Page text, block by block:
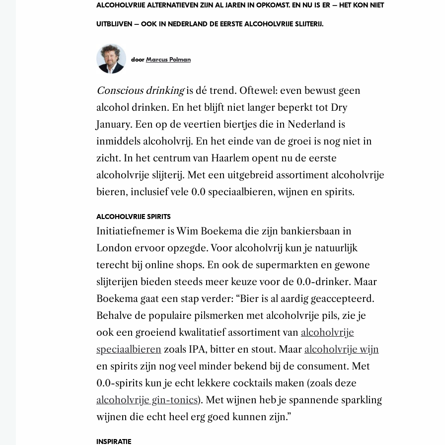
ALCOHOLVRIJE ALTERNATIEVEN ZIJN AL JAREN IN OPKOMST. EN NU IS ER – HET KON NIET
UITBLIJVEN – OOK IN NEDERLAND DE EERSTE ALCOHOLVRIJE SLIJTERIJ.
door Marcus Polman
Conscious drinkingis dé trend. Oftewel: even bewust geen
alcohol drinken. En het blijft niet langer beperkt tot Dry
January. Een op de veertien biertjes die in Nederland is
inmiddels alcoholvrij. En het einde van de groei is nog niet in
zicht. In het centrum van Haarlem opent nu de eerste
alcoholvrije slijterij. Met een uitgebreid assortiment alcoholvrije
bieren, inclusief vele 0.0 speciaalbieren, wijnen en spirits.
ALCOHOLVRIJE SPIRITS
Initiatiefnemer is Wim Boekema die zijn bankiersbaan in
London ervoor opzegde. Voor alcoholvrij kun je natuurlijk
terecht bij online shops. En ook de supermarkten en gewone
slijterijen bieden steeds meer keuze voor de 0.0-drinker. Maar
Boekema gaat een stap verder: “Bier is al aardig geaccepteerd.
Behalve de populaire pilsmerken met alcoholvrije pils, zie je
ook een groeiend kwalitatief assortiment van alcoholvrije
speciaalbieren zoals IPA, bitter en stout. Maar alcoholvrije wijn
en spirits zijn nog veel minder bekend bij de consument. Met
0.0-spirits kun je echt lekkere cocktails maken (zoals deze
alcoholvrije gin-tonics). Met wijnen heb je spannende sparkling
wijnen die echt heel erg goed kunnen zijn.”
INSPIRATIE